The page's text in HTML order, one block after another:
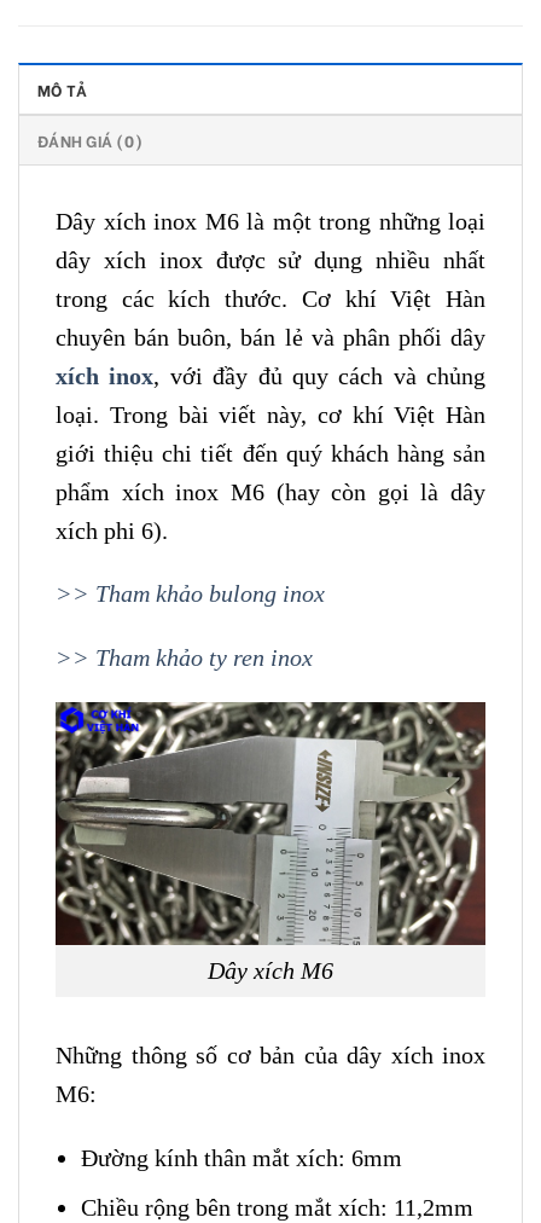
MÔ TẢ
ĐÁNH GIÁ (0)
Dây xích inox M6 là một trong những loại
dây xích inox được sử dụng nhiều nhất
trong các kích thước. Cơ khí Việt Hàn
chuyên bán buôn, bán lẻ và phân phối dây
xích inox, với đầy đủ quy cách và chủng
loại. Trong bài viết này, cơ khí Việt Hàn
giới thiệu chi tiết đến quý khách hàng sản
phẩm xích inox M6 (hay còn gọi là dây
xích phi 6).
>> Tham khảo bulong inox
>> Tham khảo ty ren inox
Dây xích M6
Những thông số cơ bản của dây xích inox
M6:
Đường kính thân mắt xích: 6mm
Chiều rộng bên trong mắt xích: 11,2mm